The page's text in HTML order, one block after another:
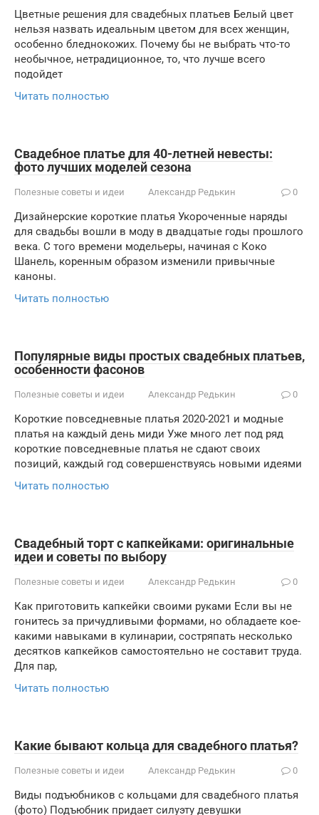
Цветные решения для свадебных платьев Белый цвет
нельзя назвать идеальным цветом для всех женщин,
особенно бледнокожих. Почему бы не выбрать что-то
необычное, нетрадиционное, то, что лучше всего
подойдет
Читать полностью
Свадебное платье для 40-летней невесты:
фото лучших моделей сезона
Полезные советы и идеи Александр Редькин 0
Дизайнерские короткие платья Укороченные наряды
для свадьбы вошли в моду в двадцатые годы прошлого
века. С того времени модельеры, начиная с Коко
Шанель, коренным образом изменили привычные
каноны.
Читать полностью
Популярные виды простых свадебных платьев,
особенности фасонов
Полезные советы и идеи Александр Редькин 0
Короткие повседневные платья 2020-2021 и модные
платья на каждый день миди Уже много лет под ряд
короткие повседневные платья не сдают своих
позиций, каждый год совершенствуясь новыми идеями
Читать полностью
Свадебный торт с капкейками: оригинальные
идеи и советы по выбору
Полезные советы и идеи Александр Редькин 0
Как приготовить капкейки своими руками Если вы не
гонитесь за причудливыми формами, но обладаете кое-
какими навыками в кулинарии, состряпать несколько
десятков капкейков самостоятельно не составит труда.
Для пар,
Читать полностью
Какие бывают кольца для свадебного платья?
Полезные советы и идеи Александр Редькин 0
Виды подъюбников с кольцами для свадебного платья
(фото) Подъюбник придает силуэту девушки